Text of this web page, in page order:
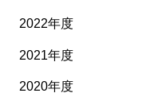
2022年度
2021年度
2020年度